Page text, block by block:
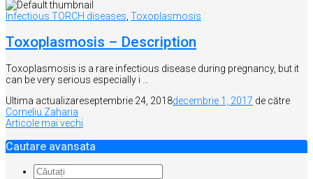
Infectious TORCH diseases Toxoplasmosis
Toxoplasmosis – Description
Toxoplasmosis is a rare infectious disease during pregnancy, but it
can be very serious especially i …
Ultima actualizareseptembrie 24, 2018decembrie 1, 2017 de către
Corneliu Zaharia
Navigare
în
articole
Articole mai vechi
Cautare avansata